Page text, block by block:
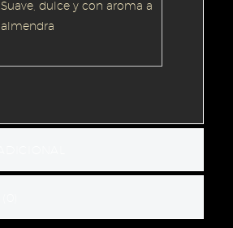
Suave, dulce y con aroma a
almendra